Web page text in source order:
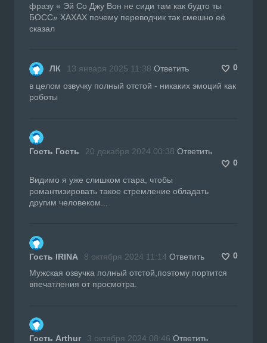
фразу « Эй Со Джу Вон не сиди там как будто ты
БОСС» ХАХАХ почему переводчик так смешно её
сказал
ЛК 13 января 2025 11:38 Ответить
0
в целом озвучку полный отстой - никаких эмоций как
роботы
Гость Гость 20 декабря 2024 00:38 Ответить
0
Видимо я уже слишком стара, чтобы
романтизировать такое стремление обладать
другим человеком...
Гость IRINA 8 октября 2024 11:14 Ответить
0
Мужская озвучка полный отстой,поэтому портится
впечатления от просмотра.
Гость Arthur 3 октября 2024 08:46 Ответить